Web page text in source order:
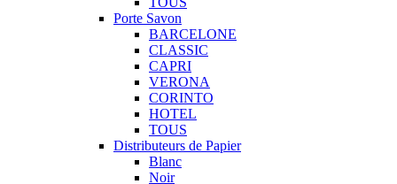
Porte Savon
BARCELONE
CLASSIC
CAPRI
VERONA
CORINTO
HOTEL
TOUS
Distributeurs de Papier
Blanc
Noir